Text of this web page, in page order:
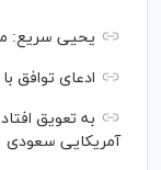
یحیی سریع:
ادعای توافق با
به تعویق
آمریکایی سعودی